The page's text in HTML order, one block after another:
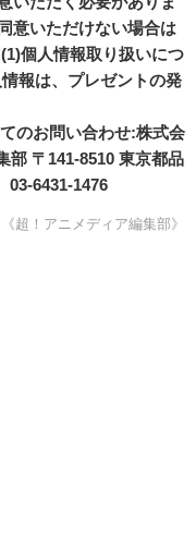
意いただけない場合は
個人情報取り扱いにつ
報は、プレゼントの発
のお問い合わせ:株式会
部 〒141-8510 東京都品
6431-1476
《超！アニメディア編集部》